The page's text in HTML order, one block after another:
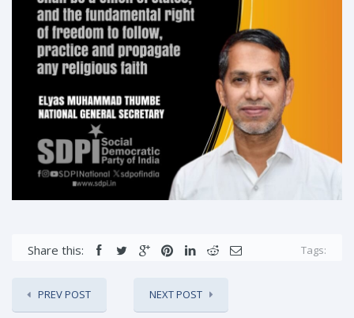
Share this: Tags:
PREV POST NEXT POST